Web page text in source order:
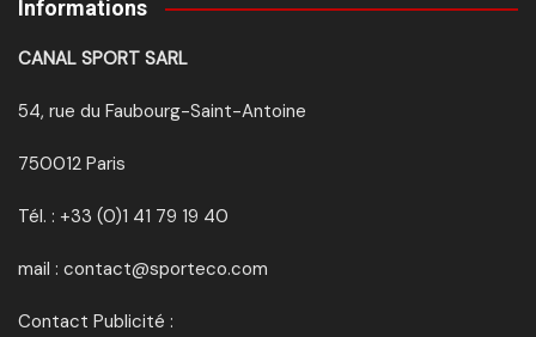
Informations
CANAL SPORT SARL
54, rue du Faubourg-Saint-Antoine
750012 Paris
Tél. : +33 (0)1 41 79 19 40
mail : contact@sporteco.com
Contact Publicité :